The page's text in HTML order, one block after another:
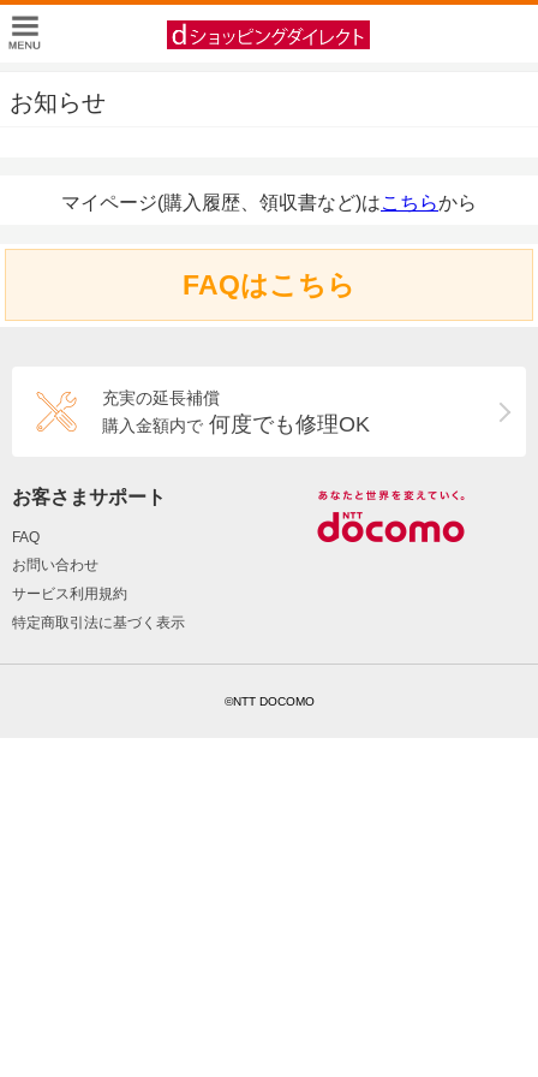
お知らせ
マイページ(購入履歴、領収書など)はこちらから
FAQはこちら
充実の延長補償
購入金額内で 何度でも修理OK
お客さまサポート
FAQ
お問い合わせ
サービス利用規約
特定商取引法に基づく表示
©NTT DOCOMO